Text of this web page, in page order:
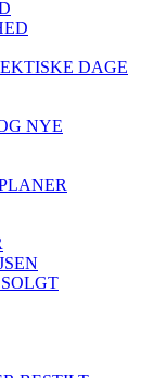
DAGE
NYE